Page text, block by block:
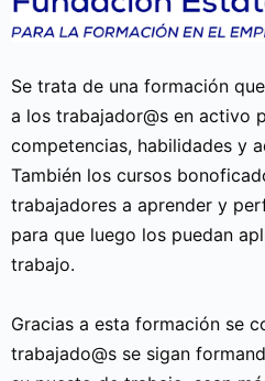
Se trata de una formación
a los trabajador@s en activo
competencias, habilidades y
También los cursos
trabajadores a aprender y
para que luego los puedan
trabajo.
Gracias a esta formación se
trabajado@s se sigan